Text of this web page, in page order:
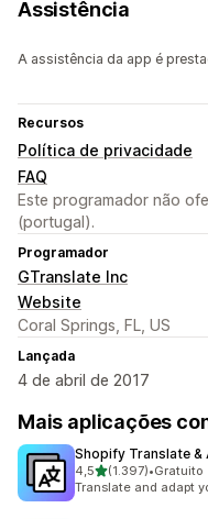
Assistência
A assistência da app é
Recursos
Política de privacidade
FAQ
Este programador não
(portugal).
Programador
GTranslate Inc
Website
Coral Springs, FL, US
Lançada
4 de abril de 2017
Mais aplicações
Shopify Translate &
4,5de 5 estrelas
(1.397)
1397 total de•Gratuito
Translate and adapt